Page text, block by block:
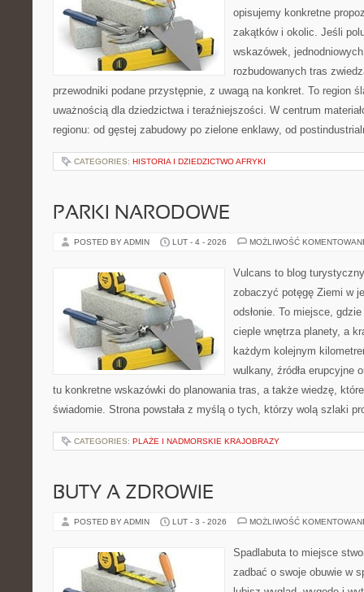
opisujemy konkretne
zakątków i okolic. Jeśli
wskazówek,
rozbudowanych tras
przewodniki podane przystępnie, z uwagą na konkret. To region
uważnością dla dziedzictwa i teraźniejszości. W centrum
regionu: od gęstej zabudowy po zielone enklawy, od
CATEGORIES: HISTORIA I DZIEDZICTWO AFRYKI
PARKI NARODOWE
POSTED BY ADMIN LUT - 4 - 2026 MOŻLIWOŚĆ
Vulcans to blog
zobaczyć potęgę Ziemi w
odsłonie. To miejsce,
cieple wnętrza planety, a
każdym kolejnym
wulkany, źródła erupcyjne
tu konkretne wskazówki do planowania tras, a także wiedzę,
świadomie. Strona powstała z myślą o tych, którzy wolą szlaki
CATEGORIES: PLAŻE I NADMORSKIE KRAJOBRAZY
BUTY A ZDROWIE
POSTED BY ADMIN LUT - 3 - 2026 MOŻLIWOŚĆ
Spadlabuta to miejsce
zadbać o swoje obuwie w